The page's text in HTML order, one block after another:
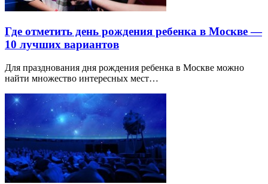
Где отметить день рождения ребенка в Москве —
10 лучших вариантов
Для празднования дня рождения ребенка в Москве можно
найти множество интересных мест…